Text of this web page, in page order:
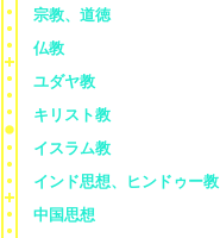
宗教、道徳
仏教
ユダヤ教
キリスト教
イスラム教
インド思想、ヒンドゥー教
中国思想